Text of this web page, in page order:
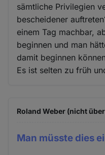
sämtliche Privilegien
bescheidener
einem Tag machbar,
beginnen und man
damit beginnen
Es ist selten zu früh
Roland Weber (nicht
Man müsste dies